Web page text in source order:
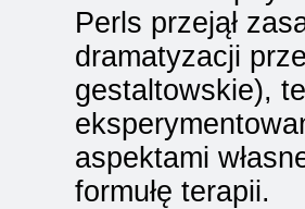
Perls przejął
dramatyzacji
gestaltowskie),
aspektami
formułę terapii.